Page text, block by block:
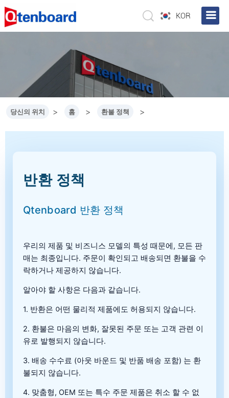
KOR
당신의 위치 > 홈 > 환불 정책 >
반환 정책
Qtenboard 반환 정책
우리의 제품 및 비즈니스 모델의 특성 때문에, 모든 판
매는 최종입니다. 주문이 확인되고 배송되면 환불을 수
락하거나 제공하지 않습니다.
알아야 할 사항은 다음과 같습니다.
1. 반환은 어떤 물리적 제품에도 허용되지 않습니다.
2. 환불은 마음의 변화, 잘못된 주문 또는 고객 관련 이
유로 발행되지 않습니다.
3. 배송 수수료 (아웃 바운드 및 반품 배송 포함) 는 환
불되지 않습니다.
4. 맞춤형, OEM 또는 특수 주문 제품은 취소 할 수 없